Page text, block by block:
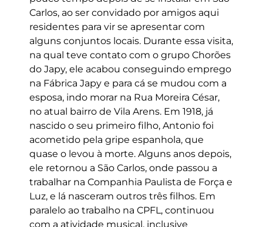
Carlos, ao ser convidado por amigos aqui
residentes para vir se apresentar com
alguns conjuntos locais. Durante essa visita,
na qual teve contato com o grupo Chorões
do Japy, ele acabou conseguindo emprego
na Fábrica Japy e para cá se mudou com a
esposa, indo morar na Rua Moreira César,
no atual bairro de Vila Arens. Em 1918, já
nascido o seu primeiro filho, Antonio foi
acometido pela gripe espanhola, que
quase o levou à morte. Alguns anos depois,
ele retornou a São Carlos, onde passou a
trabalhar na Companhia Paulista de Força e
Luz, e lá nasceram outros três filhos. Em
paralelo ao trabalho na CPFL, continuou
com a atividade musical, inclusive